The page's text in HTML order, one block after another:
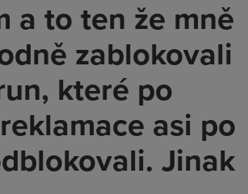
a to ten že mně
zablokovali
které po
asi po
Jinak